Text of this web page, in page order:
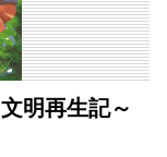
明再生記～